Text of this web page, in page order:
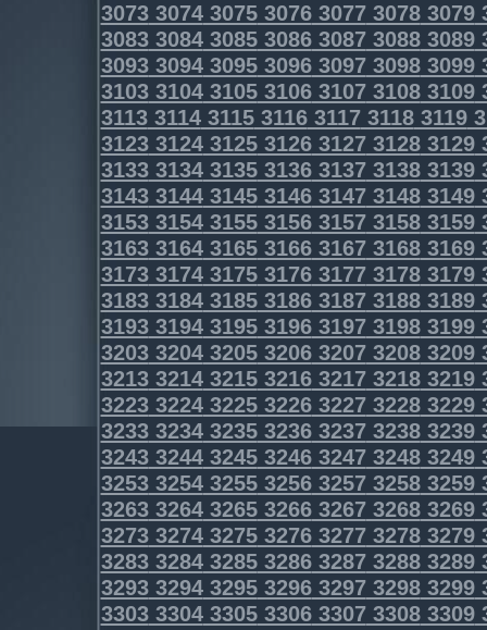
3073307430753076307730783079
3083308430853086308730883089
3093309430953096309730983099
3103310431053106310731083109
3113311431153116311731183119
3123312431253126312731283129
3133313431353136313731383139
3143314431453146314731483149
3153315431553156315731583159
3163316431653166316731683169
3173317431753176317731783179
3183318431853186318731883189
3193319431953196319731983199
3203320432053206320732083209
3213321432153216321732183219
3223322432253226322732283229
3233323432353236323732383239
3243324432453246324732483249
3253325432553256325732583259
3263326432653266326732683269
3273327432753276327732783279
3283328432853286328732883289
3293329432953296329732983299
3303330433053306330733083309